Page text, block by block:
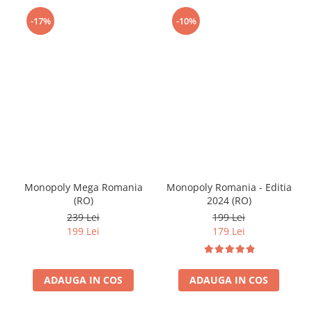
-17%
Monopoly Mega Romania
(RO)
239 Lei
199 Lei
ADAUGA IN COS
-10%
Monopoly Romania - Editia
2024 (RO)
199 Lei
179 Lei
ADAUGA IN COS